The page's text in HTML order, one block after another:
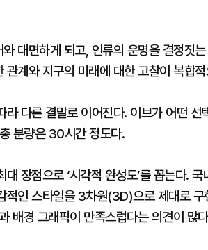
대면하게 되고, 인류의 운명을 결정짓
관계와 지구의 미래에 대한 고찰이 복합
라 다른 결말로 이어진다. 이브가 어떤
분량은 30시간 정도다.
대 장점으로 ‘시각적 완성도’를 꼽는다.
적인 스타일을 3차원(3D)으로 제대로 구
배경 그래픽이 만족스럽다는 의견이 많